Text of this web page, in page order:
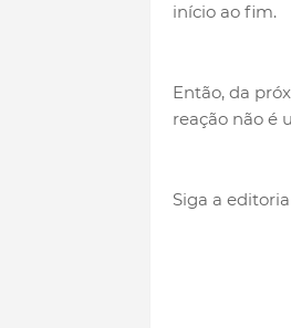
início ao fim.
Então, da
reação não é
Siga a